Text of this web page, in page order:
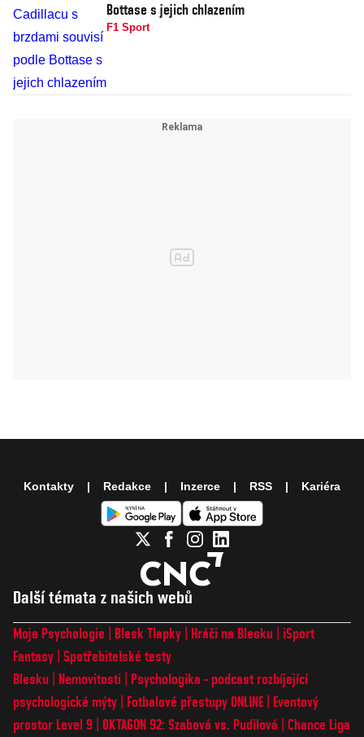
Bottase s jejich chlazením
F1 Sport
Další témata z našich webů
Moje Psychologie Blesk Tlapky Hráči na Blesku
iSport
Fantasy Spotřebitelské testy
Blesku
Nemovitosti
Psychologika - podcast rozbíjející
psychologické mýty
Fotbalové přestupy ONLINE
Eventový
prostor Level 9 OKTAGON 92: Szabová vs. Pudilová
Chance Liga
Kontakty Redakce Inzerce RSS Kariéra